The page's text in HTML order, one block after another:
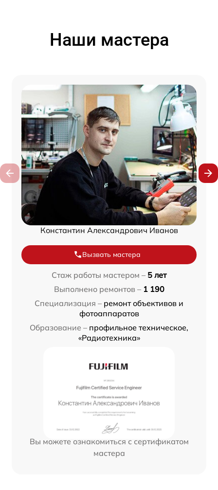
Наши мастера
Константин Александрович Иванов
Вызвать мастера
Стаж работы мастером – 5 лет
Выполнено ремонтов – 1 190
Специализация – ремонт объективов и
фотоаппаратов
Образование – профильное техническое,
«Радиотехника»
Вы можете ознакомиться с сертификатом
мастера